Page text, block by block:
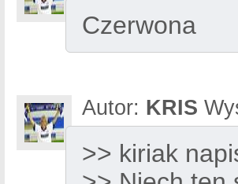
Czerwona
Autor: KRIS
>> kiriak